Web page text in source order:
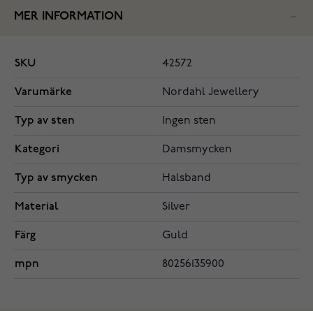
MER INFORMATION
SKU 42572
Varumärke Nordahl Jewellery
Typ av sten Ingen sten
Kategori Damsmycken
Typ av smycken Halsband
Material Silver
Färg Guld
mpn 80256135900